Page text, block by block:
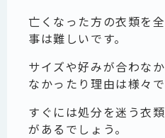
亡くなった方の衣類を
事は難しいです。
サイズや好みが合わな
なかったり理由は様々で
すぐには処分を迷う衣
があるでしょう。